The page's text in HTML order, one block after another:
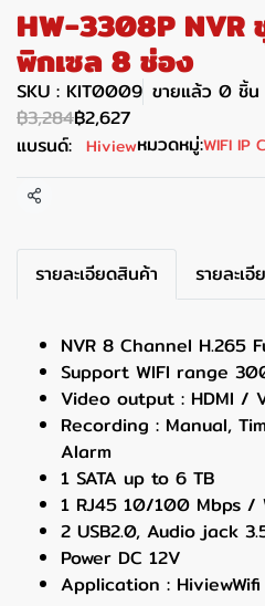
HW-3308P NVR
พิกเซล 8 ช่อง
SKU : KIT0009 ขายแล้ว 0 ชิ้น
฿3,284฿2,627
แบรนด์: Hiviewหมวดหมู่:WIFI IP
แชร์
รายละเอียดสินค้า รายละเ
NVR 8 Channel H.265
Support WIFI range
Video output : HDMI /
Recording : Manual,
Alarm
1 SATA up to 6 TB
1 RJ45 10/100 Mbps /
2 USB2.0, Audio jack
Power DC 12V
Application : HiviewWifi